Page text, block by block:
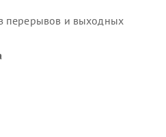
перерывов и выходных